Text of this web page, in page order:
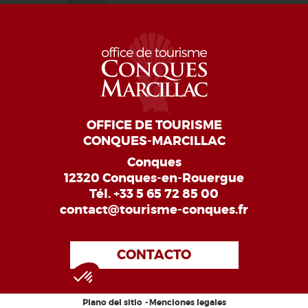
OFFICE DE TOURISME
CONQUES-MARCILLAC
Conques
12320 Conques-en-Rouergue
Tél.+33 5 65 72 85 00
contact@tourisme-conques.fr
CONTACTO
Plano del sitio Menciones legales